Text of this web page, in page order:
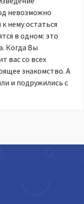
невозможно
нему остаться
в одном: это
Когда Вы
вас со всех
знакомство. А
и подружились с